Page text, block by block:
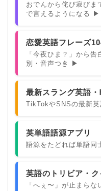
おでんから侘び寂びま
で言えるようになる ▶
恋愛英語フレーズ
「今夜ひま？」から
別・音声つき ▶
最新スラング英語
TikTokやSNSの最新
英単語語源アプリ
語源をたどれば単語
英語のトリビア・ク
「へぇ〜」が止まら